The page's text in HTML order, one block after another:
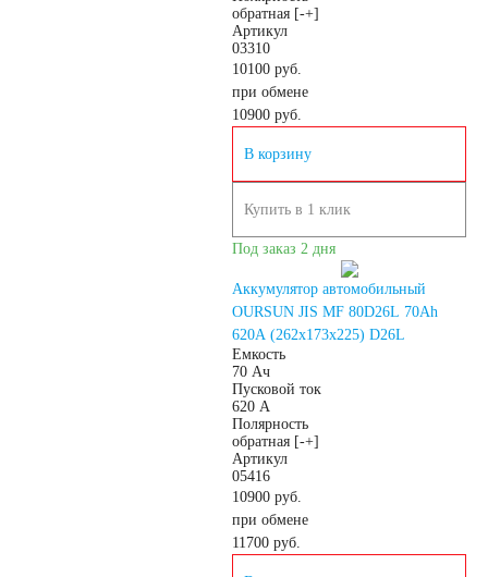
обратная [-+]
Артикул
03310
10100 руб.
при обмене
10900 руб.
В корзину
Купить в 1 клик
Под заказ 2 дня
Аккумулятор автомобильный
OURSUN JIS MF 80D26L 70Ah
620А (262х173х225) D26L
Емкость
70 Ач
Пусковой ток
620 А
Полярность
обратная [-+]
Артикул
05416
10900 руб.
при обмене
11700 руб.